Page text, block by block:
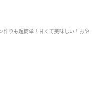
リトッツォ」が、ホ
に作れます。
作りも超簡単！甘くて美味しい！おや